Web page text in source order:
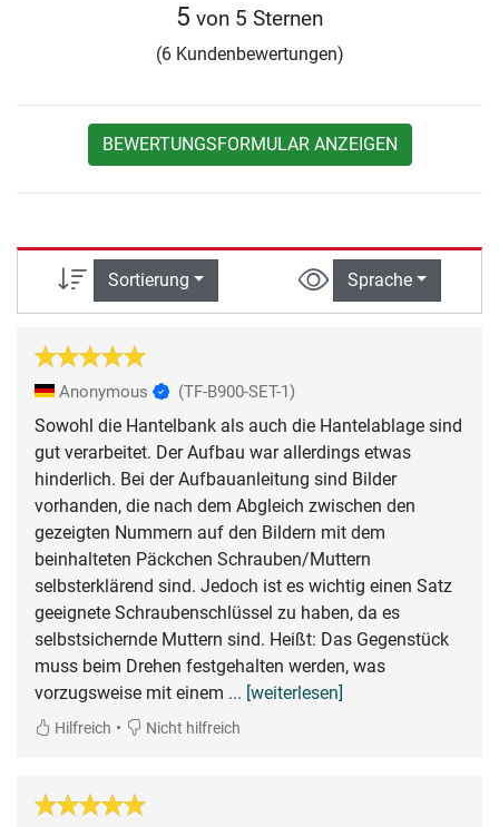
5 von 5 Sternen
(6 Kundenbewertungen)
BEWERTUNGSFORMULAR ANZEIGEN
Sortierung Sprache
Anonymous (TF-B900-SET-1)
Sowohl die Hantelbank als auch die Hantelablage sind
gut verarbeitet. Der Aufbau war allerdings etwas
hinderlich. Bei der Aufbauanleitung sind Bilder
vorhanden, die nach dem Abgleich zwischen den
gezeigten Nummern auf den Bildern mit dem
beinhalteten Päckchen Schrauben/Muttern
selbsterklärend sind. Jedoch ist es wichtig einen Satz
geeignete Schraubenschlüssel zu haben, da es
selbstsichernde Muttern sind. Heißt: Das Gegenstück
muss beim Drehen festgehalten werden, was
vorzugsweise mit einem ... [weiterlesen]
Hilfreich • Nicht hilfreich